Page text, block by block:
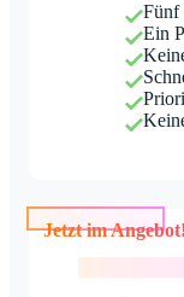
Fünf
Ein
Jetzt im Angebot!